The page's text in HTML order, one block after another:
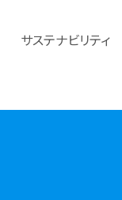
サステナビリティ